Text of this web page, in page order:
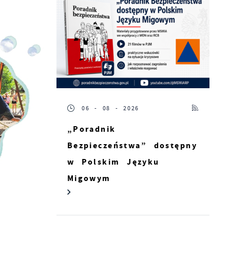
06 - 08 - 2026
„Poradnik
Bezpieczeństwa” dostępny
w Polskim Języku
Migowym